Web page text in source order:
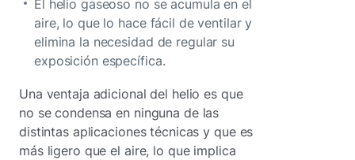
El helio gaseoso no se acumula en el
aire, lo que lo hace fácil de ventilar y
elimina la necesidad de regular su
exposición específica.
Una ventaja adicional del helio es que
no se condensa en ninguna de las
distintas aplicaciones técnicas y que es
más ligero que el aire, lo que implica